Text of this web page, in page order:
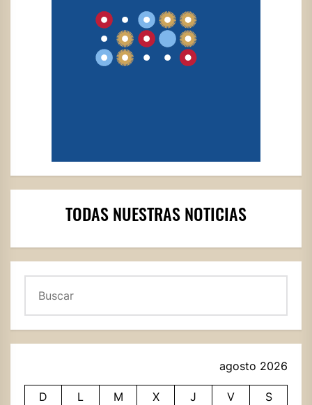
TODAS NUESTRAS NOTICIAS
agosto 2026
D L M X J V
S